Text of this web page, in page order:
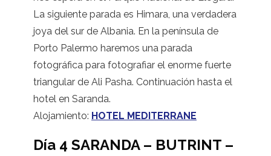
La siguiente parada es Himara, una verdadera
joya del sur de Albania. En la península de
Porto Palermo haremos una parada
fotográfica para fotografiar el enorme fuerte
triangular de Ali Pasha. Continuación hasta el
hotel en Saranda.
Alojamiento: HOTEL MEDITERRANE
Día 4 SARANDA – BUTRINT –